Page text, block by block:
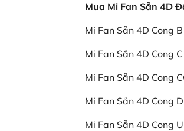
Mua Mi Fan Sẵn 4D
Mi Fan Sẵn 4D Cong B
Mi Fan Sẵn 4D Cong C
Mi Fan Sẵn 4D Cong
Mi Fan Sẵn 4D Cong D
Mi Fan Sẵn 4D Cong U